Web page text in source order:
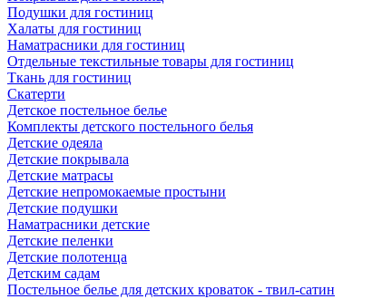
Подушки для гостиниц
Халаты для гостиниц
Наматрасники для гостиниц
Отдельные текстильные товары для гостиниц
Ткань для гостиниц
Скатерти
Детское постельное белье
Комплекты детского постельного белья
Детские одеяла
Детские покрывала
Детские матрасы
Детские непромокаемые простыни
Детские подушки
Наматрасники детские
Детские пеленки
Детские полотенца
Детским садам
Постельное белье для детских кроваток - твил-сатин